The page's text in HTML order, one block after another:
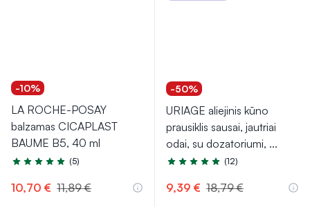
-10%
LA ROCHE-POSAY
balzamas CICAPLAST
BAUME B5, 40 ml
Įvertinimas 5.0 iš 5
(5)
10,70 € 11,89 €
-50%
URIAGE aliejinis kūno
prausiklis sausai, jautriai
odai, su dozatoriumi, ...
Įvertinimas 4.9 iš 5
(12)
9,39 € 18,79 €